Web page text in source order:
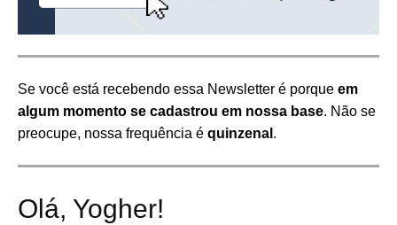
Se você está recebendo essa Newsletter é porque em
algum momento se cadastrou em nossa base. Não se
preocupe, nossa frequência é quinzenal .
Olá, Yogher!